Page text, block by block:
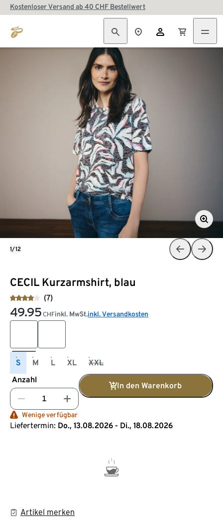
Kostenloser Versand ab 40 CHF Bestellwert
CECIL Kurzarmshirt, blau
(7)
49.95 CHFinkl. MwSt.inkl. Versandkosten
S M L XL
XXL
Anzahl
In den Warenkorb
Wenige verfügbar
Liefertermin: Do., 13.08.2026 - Di., 18.08.2026
Artikel merken
1/12